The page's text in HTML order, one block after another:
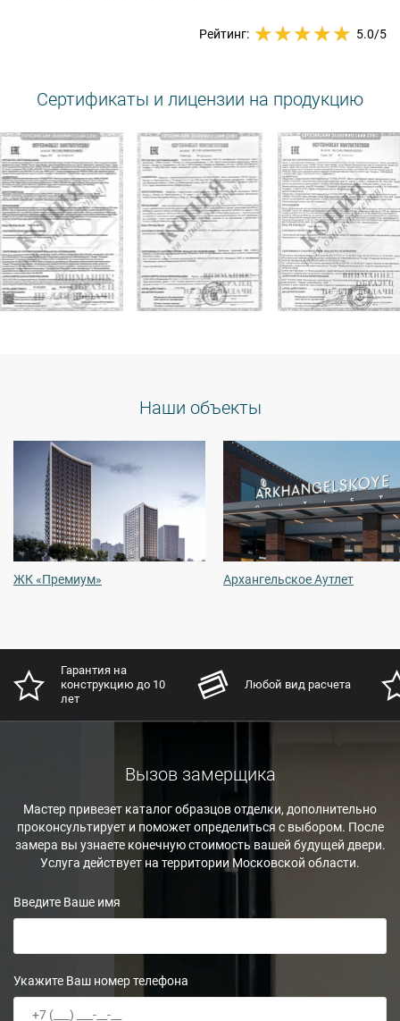
Рейтинг: 5.0/5
Сертификаты и лицензии на продукцию
Наши объекты
Архангельское Аутлет Dreams by
на
до 10
Любой вид расчета
Вызов замерщика
Мастер привезет каталог образцов отделки, дополнительно
проконсультирует и поможет определиться с выбором. После
замера вы узнаете конечную стоимость вашей будущей двери.
Услуга действует на территории Московской области.
Введите Ваше имя
Укажите Ваш номер телефона